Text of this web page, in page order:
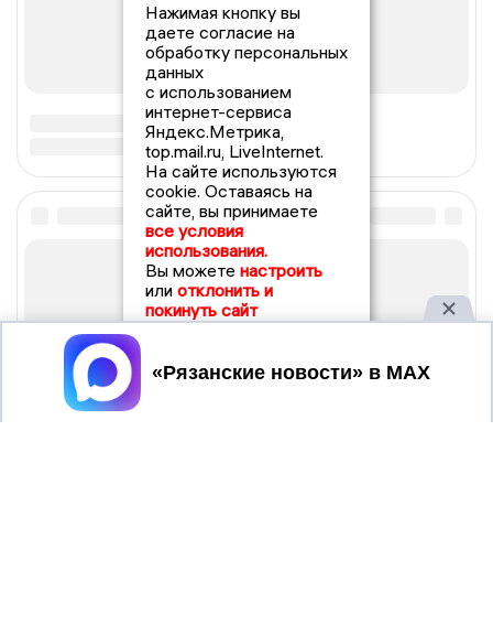
Нажимая кнопку вы
даете согласие на
обработку персональных
данных
с использованием
интернет-сервиса
Яндекс.Метрика,
top.mail.ru, LiveInternet.
На сайте используются
cookie. Оставаясь на
сайте, вы принимаете
все условия
использования.
Вы можете настроить
или отклонить и
покинуть сайт
Принять